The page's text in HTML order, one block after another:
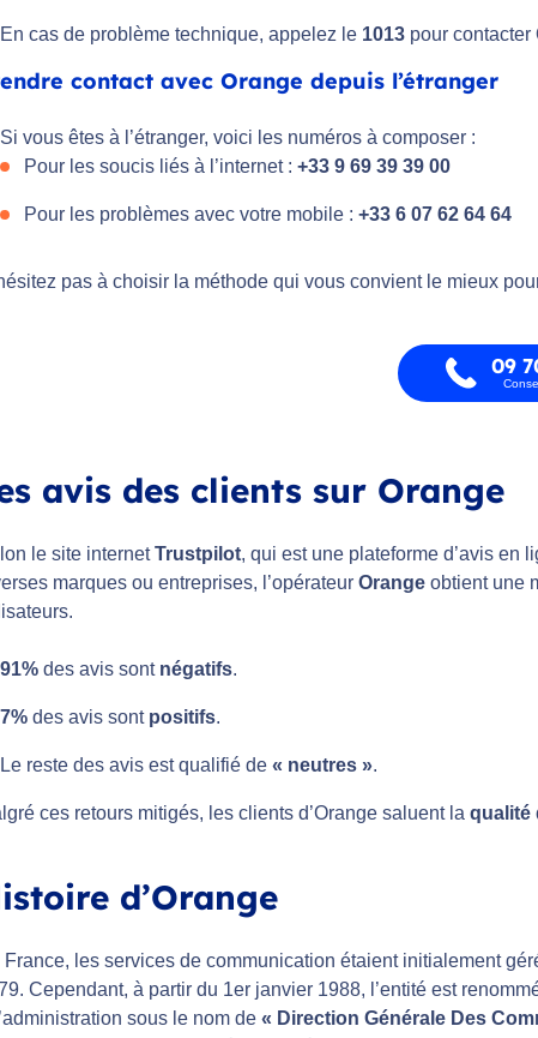
En cas de problème technique, appelez le 1013 pour contacter
contact avec Orange depuis l’étranger
Si vous êtes à l’étranger, voici les numéros à composer :
Pour les soucis liés à l’internet : +33 9 69 39 39 00
Pour les problèmes avec votre mobile : +33 6 07 62 64 64
pas à choisir la méthode qui vous convient le mieux
09
avis des clients sur Orange
le site internetTrustpilot, qui est une plateforme d’avis en
marques ou entreprises, l’opérateur Orange obtient une
91% des avis sont négatifs.
7% des avis sont positifs.
Le reste des avis est qualifié de « neutres ».
ces retours mitigés, les clients d’Orange saluent la qualité
d’Orange
France, les services de communication étaient initialement
Cependant, à partir du 1er janvier 1988, l’entité est
sous le nom de « Direction Générale Des